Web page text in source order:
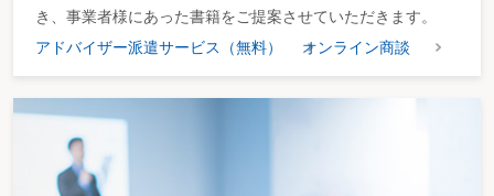
き、事業者様にあった書籍をご提案させていただきます。
アドバイザー派遣サービス（無料）
オンライン商談